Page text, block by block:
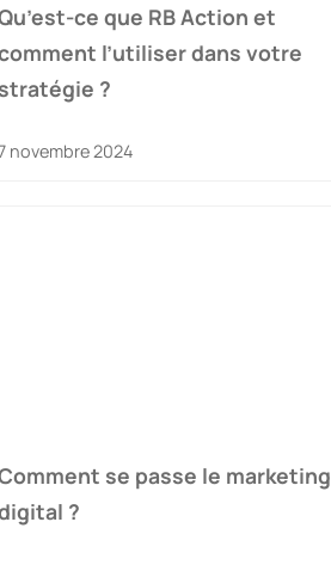
ce que RB Action et
l’utiliser dans votre
stratégie ?
novembre 2024
se passe le marketing
?